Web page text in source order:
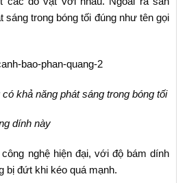
sáng trong bóng tối đúng như tên gọi
khả năng phát sáng trong bóng tối
dính này
nghệ hiện đại, với độ bám dính
bị đứt khi kéo quá mạnh.